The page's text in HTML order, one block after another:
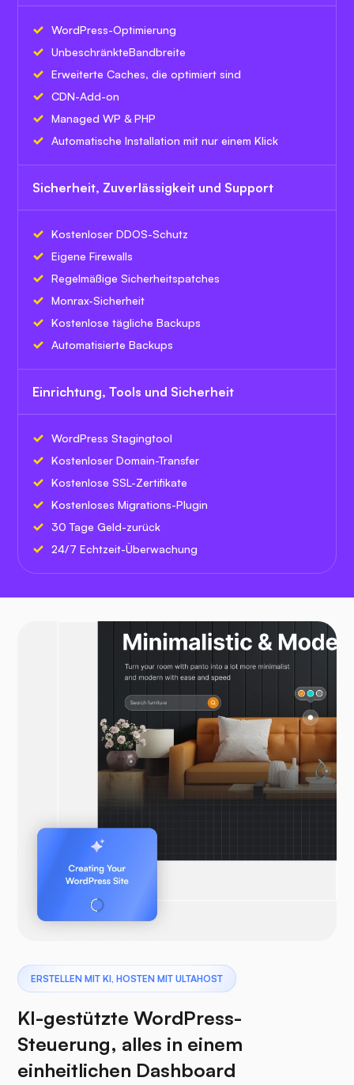
WordPress-Optimierung
UnbeschränkteBandbreite
Erweiterte Caches, die optimiert sind
CDN-Add-on
Managed WP & PHP
Automatische Installation mit nur einem Klick
Sicherheit, Zuverlässigkeit und Support
Kostenloser DDOS-Schutz
Eigene Firewalls
Regelmäßige Sicherheitspatches
Monrax-Sicherheit
Kostenlose tägliche Backups
Automatisierte Backups
Einrichtung, Tools und Sicherheit
WordPress Stagingtool
Kostenloser Domain-Transfer
Kostenlose SSL-Zertifikate
Kostenloses Migrations-Plugin
30 Tage Geld-zurück
24/7 Echtzeit-Überwachung
ERSTELLEN MIT KI, HOSTEN MIT ULTAHOST
KI-gestützte WordPress-
Steuerung, alles in einem
einheitlichen Dashboard